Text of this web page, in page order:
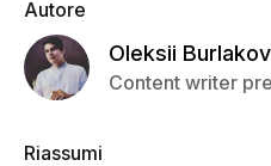
Autore
Oleksii Burlakov
Content writer
Riassumi